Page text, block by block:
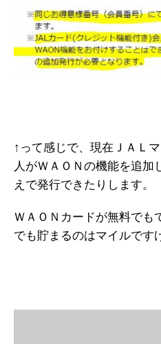
↑って感じで、現在ＪＡＬ
人がＷＡＯＮの機能を追加
えで発行できたりします。
ＷＡＯＮカードが無料でも
でも貯まるのはマイルです